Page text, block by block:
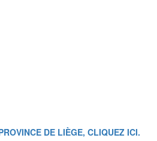
DE LIÈGE, CLIQUEZ ICI.